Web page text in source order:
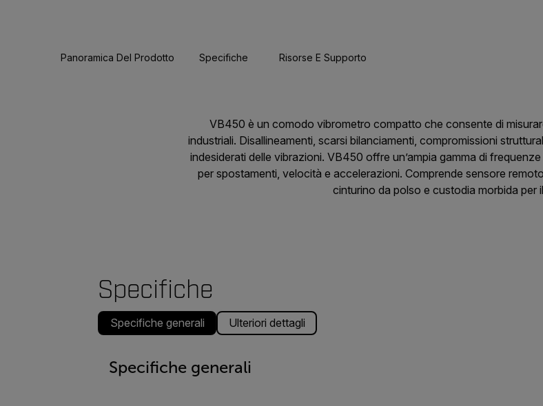
Panoramica Del Prodotto Specifiche Risorse E Supporto
VB450 è un comodo vibrometro compatto che consente di
industriali. Disallineamenti, scarsi bilanciamenti, compromissioni
indesiderati delle vibrazioni. VB450 offre un’ampia gamma di
per spostamenti, velocità e accelerazioni. Comprende sensore
cinturino da polso e custodia morbida per
Specifiche
Specifiche generali Ulteriori dettagli
Specifiche generali